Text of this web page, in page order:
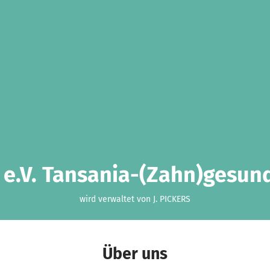
e.V. Tansania-
wird verwaltet von J. PICKERS
Über uns